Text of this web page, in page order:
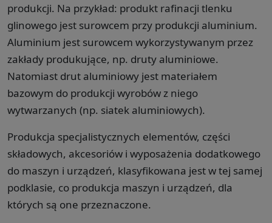
produkcji. Na przykład: produkt rafinacji tlenku
glinowego jest surowcem przy produkcji aluminium.
Aluminium jest surowcem wykorzystywanym przez
zakłady produkujące, np. druty aluminiowe.
Natomiast drut aluminiowy jest materiałem
bazowym do produkcji wyrobów z niego
wytwarzanych (np. siatek aluminiowych).
Produkcja specjalistycznych elementów, części
składowych, akcesoriów i wyposażenia dodatkowego
do maszyn i urządzeń, klasyfikowana jest w tej samej
podklasie, co produkcja maszyn i urządzeń, dla
których są one przeznaczone.